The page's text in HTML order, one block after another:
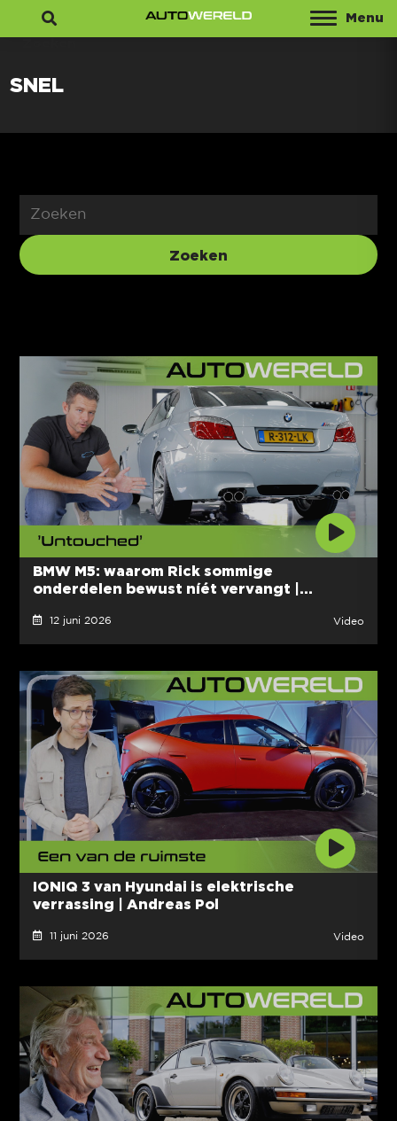
Menu
SNEL
BMW M5: waarom Rick sommige
onderdelen bewust níét vervangt |...
12 juni 2026 Video
IONIQ 3 van Hyundai is elektrische
verrassing | Andreas Pol
11 juni 2026 Video